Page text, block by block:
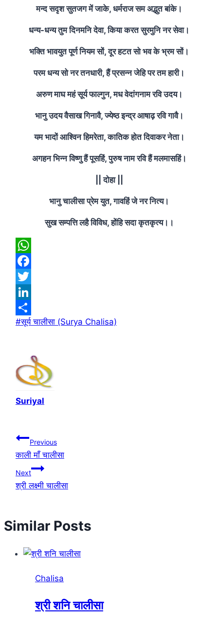
मन्द सदृश सुतजग में जाके, धर्मराज सम अद्भुत बांके।
धन्य-धन्य तुम दिनमनि देवा, किया करत सुरमुनि नर सेवा।
भक्ति भावयुत पूर्ण नियम सों, दूर हटत सो भव के भ्रम सों।
परम धन्य सो नर तनधारी, हैं प्रसन्न जेहि पर तम हारी।
अरुण माघ महं सूर्य फाल्गुन, मध वेदांगनाम रवि उदय।
भानु उदय वैसाख गिनावै, ज्येष्ठ इन्द्र आषाढ़ रवि गावै।
यम भादों आश्विन हिमरेता, कातिक होत दिवाकर नेता।
अगहन भिन्न विष्णु हैं पूसहिं, पुरुष नाम रवि हैं मलमासहिं।
|| दोहा ||
भानु चालीसा प्रेम युत, गावहिं जे नर नित्य।
सुख सम्पत्ति लहै विविध, होंहि सदा कृतकृत्य।।
WhatsApp
Facebook
Twitter
LinkedIn
Share
Post
#सूर्य चालीसा (Surya Chalisa)
Suriyal
Post
navigation
Previous
काली माँ चालीसा
Next
श्री लक्ष्मी चालीसा
Similar Posts
Chalisa
श्री शनि चालीसा